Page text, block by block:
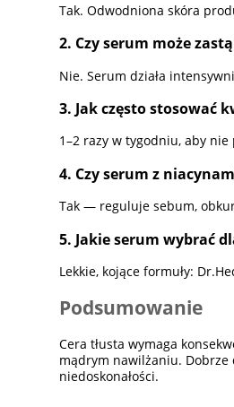
Tak. Odwodniona skóra
2. Czy serum może
Nie. Serum działa
3. Jak często stosować
1–2 razy w tygodniu, aby
4. Czy serum z
Tak — reguluje sebum,
5. Jakie serum wybrać
Lekkie, kojące formuły:
Podsumowanie
Cera tłusta wymaga
mądrym nawilżaniu. Dobrze
niedoskonałości.